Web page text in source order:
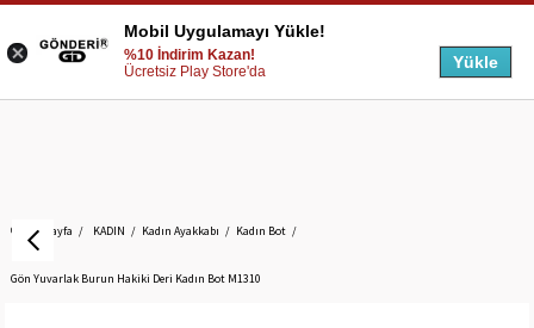
Anasayfa KADIN Kadın Ayakkabı Kadın Bot
Gön Yuvarlak Burun Hakiki Deri Kadın Bot M1310
Mobil Uygulamayı Yükle!
%10 İndirim Kazan!
Ücretsiz Play Store'da
Yükle